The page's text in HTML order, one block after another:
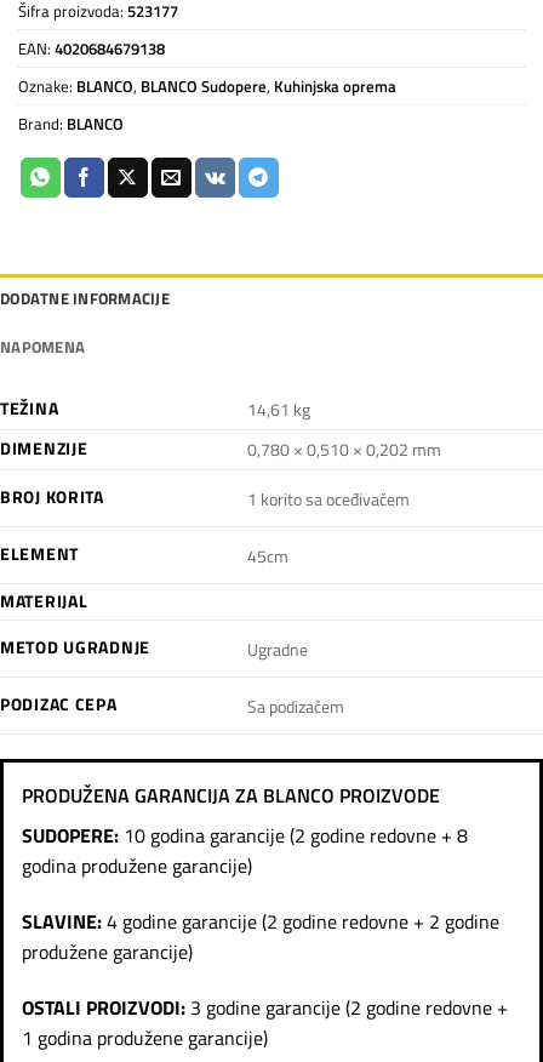
Šifra proizvoda: 523177
EAN: 4020684679138
Oznake: BLANCO, BLANCO Sudopere, Kuhinjska oprema
Brand: BLANCO
DODATNE INFORMACIJE
NAPOMENA
TEŽINA
14,61 kg
DIMENZIJE
0,780 × 0,510 × 0,202 mm
BROJ KORITA
1 korito sa oceđivačem
ELEMENT
45cm
MATERIJAL
METOD UGRADNJE
Ugradne
PODIZAC CEPA Sa podizačem
PRODUŽENA GARANCIJA ZA BLANCO PROIZVODE
SUDOPERE: 10 godina garancije (2 godine redovne + 8
godina produžene garancije)
SLAVINE:4 godine garancije (2 godine redovne + 2 godine
produžene garancije)
OSTALI PROIZVODI: 3 godine garancije (2 godine redovne +
1 godina produžene garancije)